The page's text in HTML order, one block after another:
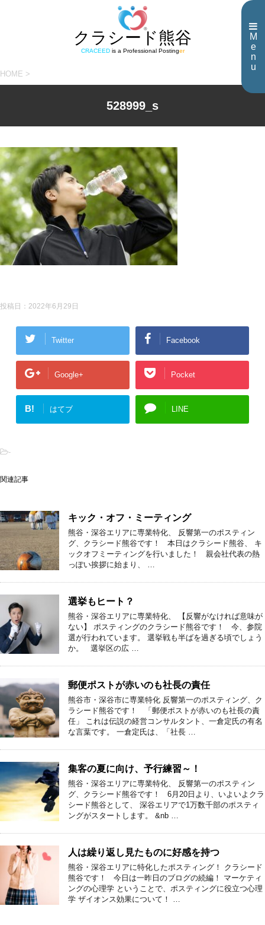
M
e
n
u
クラシード熊谷
CRACEEDis a Professional Postinger
HOME >
528999_s
投稿日： 2022年6月29日
Twitter Facebook
Google+ Pocket
B! はてブ LINE
-
関連記事
キック・オフ・ミーティング
熊谷・深谷エリアに専業特化、 反響第一のポスティン
グ、クラシード熊谷です！ 本日はクラシード熊谷、 キ
ックオフミーティングを行いました！ 親会社代表の熱
っぽい挨拶に始まり、 …
選挙もヒート？
熊谷・深谷エリアに専業特化、 【反響がなければ意味が
ない】 ポスティングのクラシード熊谷です！ 今、参院
選が行われています。 選挙戦も半ばを過ぎる頃でしょう
か。 選挙区の広 …
郵便ポストが赤いのも社長の責任
熊谷市・深谷市に専業特化 反響第一のポスティング、ク
ラシード熊谷です！ 「郵便ポストが赤いのも社長の責
任」 これは伝説の経営コンサルタント、一倉定氏の有名
な言葉です。 一倉定氏は、「社長 …
集客の夏に向け、予行練習～！
熊谷・深谷エリアに専業特化、 反響第一のポスティン
グ、クラシード熊谷です！ 6月20日より、いよいよクラ
シード熊谷として、 深谷エリアで1万数千部のポスティ
ングがスタートします。 &nb …
人は繰り返し見たものに好感を持つ
熊谷・深谷エリアに特化したポスティング！ クラシード
熊谷です！ 今日は一昨日のブログの続編！ マーケティ
ングの心理学 ということで、ポスティングに役立つ心理
学 ザイオンス効果について！ …